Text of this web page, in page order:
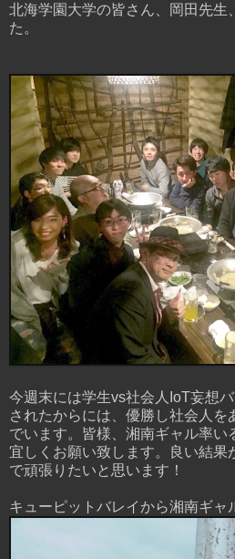
北海学園大学の皆さん、岡田先生
た。
今週末には学生vs社会人IoT妄想
されたからには、優勝し社会人を
でいます。皆様、湘南ギャル率い
宜しくお願い致します。良い結果
で頑張りたいと思います！
キューピットバレイから湘南ギャ